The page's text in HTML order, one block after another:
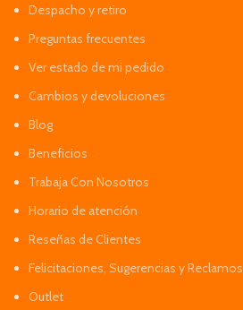
Despacho y retiro
Preguntas frecuentes
Ver estado de mi pedido
Cambios y devoluciones
Blog
Beneficios
Trabaja Con Nosotros
Horario de atención
Reseñas de Clientes
Felicitaciones, Sugerencias y Reclamos
Outlet